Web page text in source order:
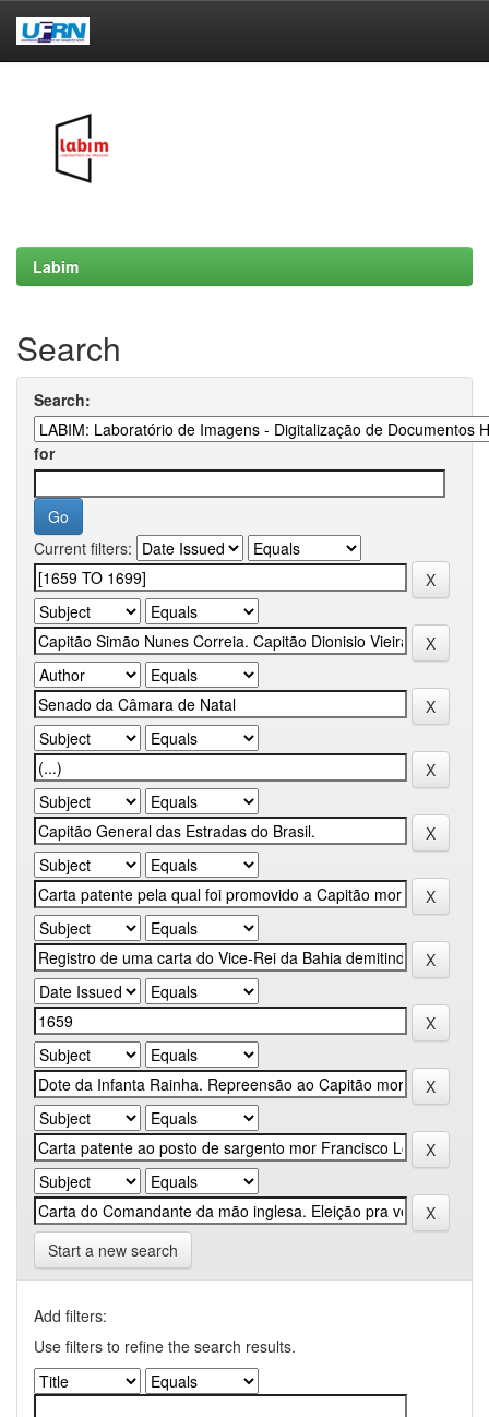
Labim
Search
Search:
for
Current filters:
Start a new search
Add filters:
Use filters to refine the search results.